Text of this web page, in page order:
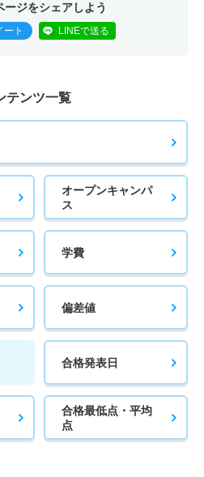
ージをシェアしよう
ート LINEで送る
テンツ一覧
オープンキャンパ
ス
学費
偏差値
合格発表日
合格最低点・平均
点